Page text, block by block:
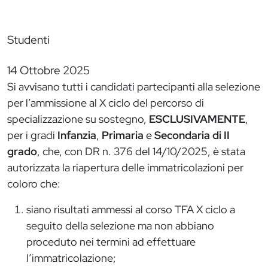
Studenti
14 Ottobre 2025
Si avvisano tutti i candidati partecipanti alla selezione
per l’ammissione al X ciclo del percorso di
specializzazione su sostegno, ESCLUSIVAMENTE,
per i gradi Infanzia, Primaria eSecondaria di II
grado, che, con DR n. 376 del 14/10/2025, è stata
autorizzata la riapertura delle immatricolazioni per
coloro che:
siano risultati ammessi al corso TFA X ciclo a
seguito della selezione ma non abbiano
proceduto nei termini ad effettuare
l’immatricolazione;